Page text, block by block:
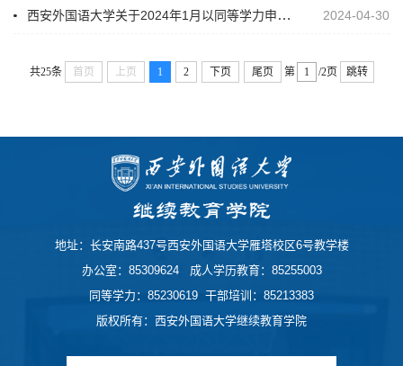
西安外国语大学关于2024年1月以同等学力申请硕士学位学员注册名单的公示 2024-04-30
共25条 首页 上页 1 2 下页 尾页 第 /2页 跳转
地址：长安南路437号西安外国语大学雁塔校区6号教学楼
办公室：85309624 成人学历教育：85255003
同等学力：85230619 干部培训：85213383
版权所有：西安外国语大学继续教育学院